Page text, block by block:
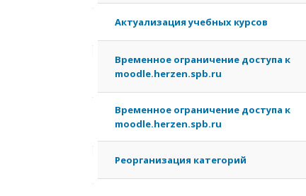
Актуализация учебных курсов
Временное ограничение доступа к
moodle.herzen.spb.ru
Временное ограничение доступа к
moodle.herzen.spb.ru
Реорганизация категорий